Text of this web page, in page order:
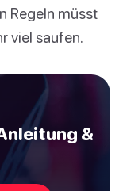
Regeln müsst
viel saufen.
&